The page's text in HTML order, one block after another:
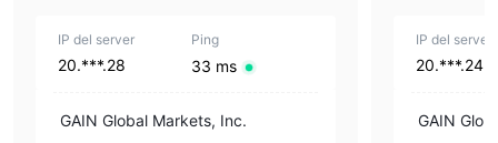
IP del server
20.***.28
Ping
33 ms
GAIN Global Markets, Inc.
IP del server
20.***.242
GAIN